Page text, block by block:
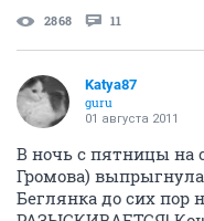
2868 11
Katya87
guru
01 августа 2011
В ночь с пятницы на
Громова)
Беглянка до сих пор